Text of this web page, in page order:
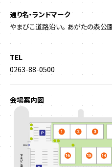
通り名・ランドマーク
やまびこ道路沿い。 あがたの森公
TEL
0263-88-0500
会場案内図